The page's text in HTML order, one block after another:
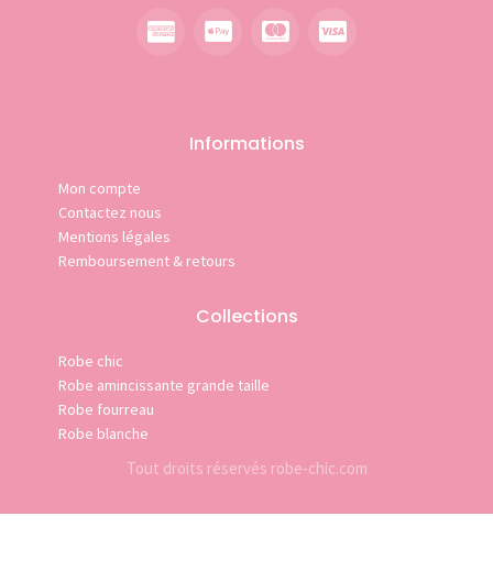
Informations
Mon compte
Contactez nous
Mentions légales
Remboursement & retours
Collections
Robe chic
Robe amincissante grande taille
Robe fourreau
Robe blanche
Tout droits réservés robe-chic.com